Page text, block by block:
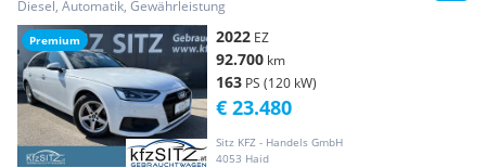
Premium
Diesel, Automatik, Gewährleistung
2022 EZ
92.700 km
163 PS (120 kW)
Sitz KFZ - Handels GmbH
4053 Haid
€ 23.480